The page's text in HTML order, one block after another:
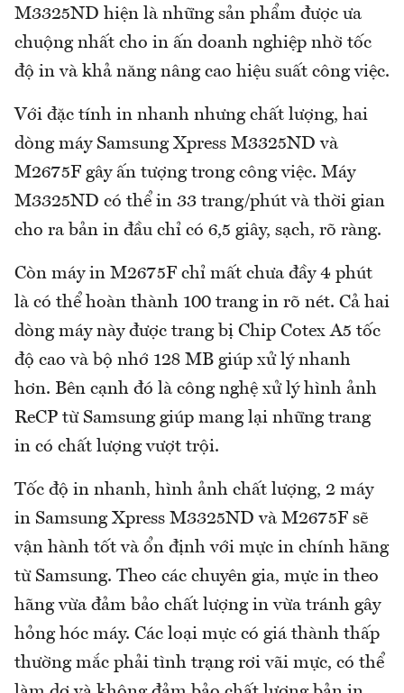
M3325ND hiện là những sản phẩm được ưa
chuộng nhất cho in ấn doanh nghiệp nhờ tốc
độ in và khả năng nâng cao hiệu suất công việc.
Với đặc tính in nhanh nhưng chất lượng, hai
dòng máy Samsung Xpress M3325ND và
M2675F gây ấn tượng trong công việc. Máy
M3325ND có thể in 33 trang/phút và thời gian
cho ra bản in đầu chỉ có 6,5 giây, sạch, rõ ràng.
Còn máy in M2675F chỉ mất chưa đầy 4 phút
là có thể hoàn thành 100 trang in rõ nét. Cả hai
dòng máy này được trang bị Chip Cotex A5 tốc
độ cao và bộ nhớ 128 MB giúp xử lý nhanh
hơn. Bên cạnh đó là công nghệ xử lý hình ảnh
ReCP từ Samsung giúp mang lại những trang
in có chất lượng vượt trội.
Tốc độ in nhanh, hình ảnh chất lượng, 2 máy
in Samsung Xpress M3325ND và M2675F sẽ
vận hành tốt và ổn định với mực in chính hãng
từ Samsung. Theo các chuyên gia, mực in theo
hãng vừa đảm bảo chất lượng in vừa tránh gây
hỏng hóc máy. Các loại mực có giá thành thấp
thường mắc phải tình trạng rơi vãi mực, có thể